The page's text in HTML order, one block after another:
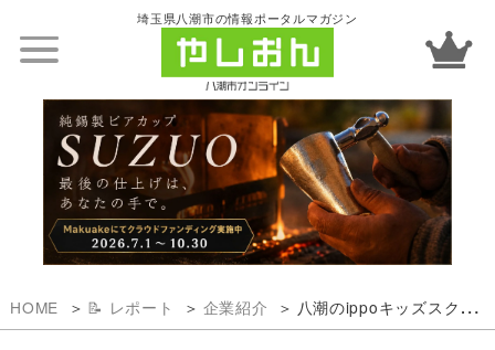
埼玉県八潮市の情報ポータルマガジン
HOME 📝 レポート 企業紹介 八潮のippoキッズスクールで育む“できた！”の笑顔 ――体を動かす楽しさと自主性を育てる新しい体操教室